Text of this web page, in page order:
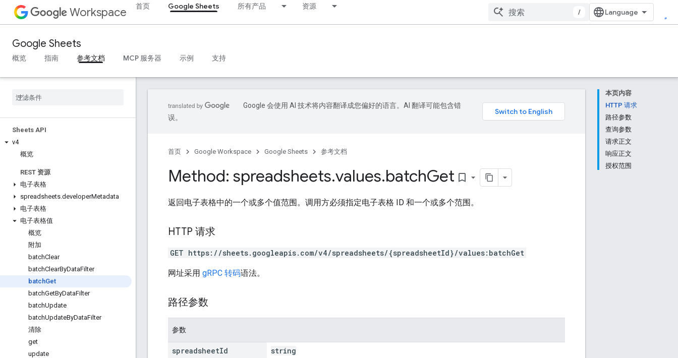
Workspace 首页 Google Sheets 所有产品 资源
/
Google Sheets
概览 指南 参考文档 MCP 服务器 示例 支持
Sheets API
v4
概览
REST 资源
电子表格
spreadsheets.developerMetadata
电子表格
电子表格值
概览
附加
batchClear
batchClearByDataFilter
batchGet
batchGetByDataFilter
batchUpdate
batchUpdateByDataFilter
清除
get
update
本页内容
HTTP 请求
路径参数
查询参数
请求正文
响应正文
授权范围
Google 会使用 AI 技术将内容翻译成您偏好的语言。AI 翻译可能包含错
误。
首页 Google Workspace Google Sheets 参考文档
Method: spreadsheets.values.batchGet bookmark_border
返回电子表格中的一个或多个值范围。调用方必须指定电子表格 ID 和一个或多个范围。
HTTP 请求
GET https://sheets.googleapis.com/v4/spreadsheets/{spreadsheetId}/values:batchGet
网址采用 gRPC 转码语法。
路径参数
参数
spreadsheetId string